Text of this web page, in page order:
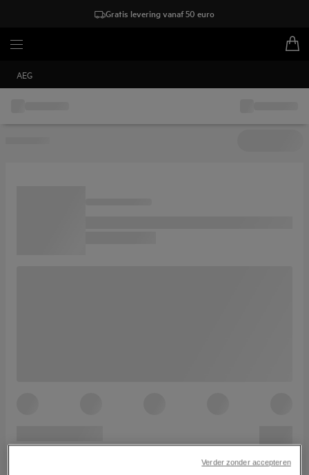
Gratis levering vanaf 50 euro
AEG
Verder zonder accepteren